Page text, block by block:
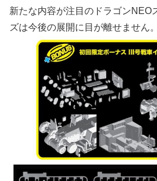
新たな内容が注目のドラゴンNEO
ズは今後の展開に目が離せません。